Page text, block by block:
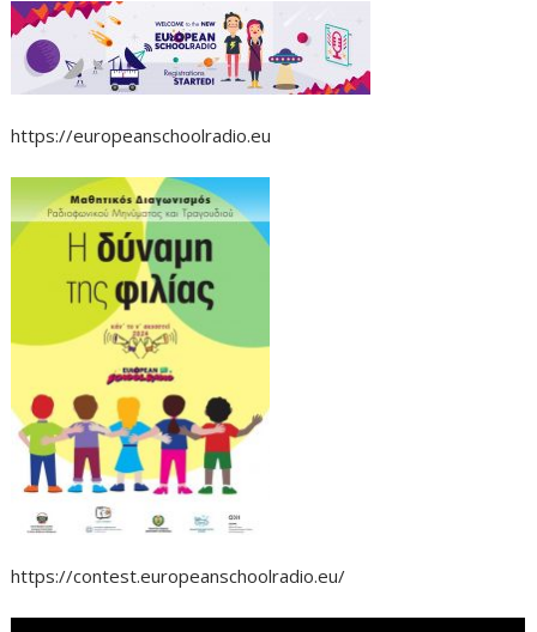
https://europeanschoolradio.eu
https://contest.europeanschoolradio.eu/